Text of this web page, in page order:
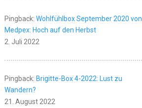
Pingback: Wohlfühlbox September 2020 von
Medpex: Hoch auf den Herbst
2. Juli 2022
Pingback: Brigitte-Box 4-2022: Lust zu
Wandern?
21. August 2022